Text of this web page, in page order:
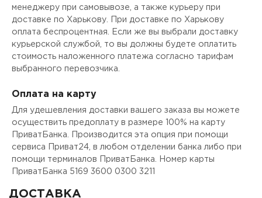
менеджеру при самовывозе, а также курьеру при
доставке по Харькову. При доставке по Харькову
оплата беспроцентная. Если же вы выбрали доставку
курьерской службой, то вы должны будете оплатить
стоимость наложенного платежа согласно тарифам
выбранного перевозчика.
Оплата на карту
Для удешевления доставки вашего заказа вы можете
осуществить предоплату в размере 100% на карту
ПриватБанка. Производится эта опция при помощи
сервиса Приват24, в любом отделении банка либо при
помощи терминалов ПриватБанка. Номер карты
ПриватБанка 5169 3600 0300 3211
ДОСТАВКА